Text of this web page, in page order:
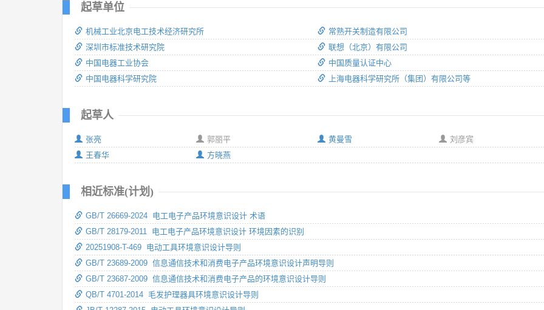
起草单位
机械工业北京电工技术经济研究所
深圳市标准技术研究院
中国电器工业协会
中国电器科学研究院
常熟开关制造有限公司
联想（北京）有限公司
中国质量认证中心
上海电器科学研究所（集团）有限公司等
起草人
张亮
郭丽平
王春华
方晓燕
黄曼雪 刘彦宾
相近标准(计划)
GB/T 26669-2024 电工电子产品环境意识设计 术语
GB/T 28179-2011 电工电子产品环境意识设计 环境因素的识别
20251908-T-469 电动工具环境意识设计导则
GB/T 23689-2009 信息通信技术和消费电子产品环境意识设计声明导则
GB/T 23687-2009 信息通信技术和消费电子产品的环境意识设计导则
QB/T 4701-2014 毛发护理器具环境意识设计导则